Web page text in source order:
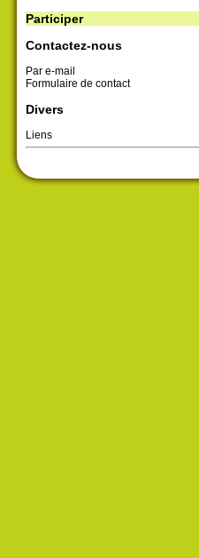
Participer
Contactez-nous
Par e-mail
Formulaire de contact
Divers
Liens